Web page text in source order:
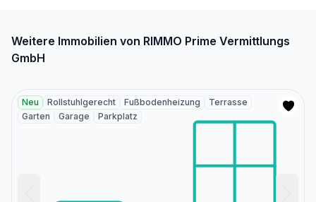
Weitere Immobilien von RIMMO Prime Vermittlungs
GmbH
Neu Rollstuhlgerecht Fußbodenheizung
Terrasse
Garten
Garage Parkplatz